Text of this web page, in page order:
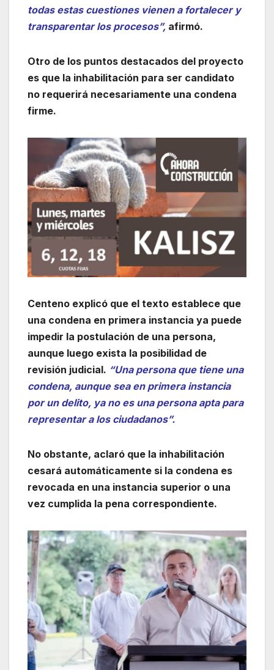
todas estas cuestiones vienen a fortalecer y
transparentar los procesos”, afirmó.
Otro de los puntos destacados del proyecto
es que la inhabilitación para ser candidato
no requerirá necesariamente una condena
firme.
Centeno explicó que el texto establece que
una condena en primera instancia ya puede
impedir la postulación de una persona,
aunque luego exista la posibilidad de
revisión judicial. “Una persona que tiene una
condena, aunque sea en primera instancia
por un delito, ya no es una persona apta para
representar a los ciudadanos”.
No obstante, aclaró que la inhabilitación
cesará automáticamente si la condena es
revocada en una instancia superior o una
vez cumplida la pena correspondiente.